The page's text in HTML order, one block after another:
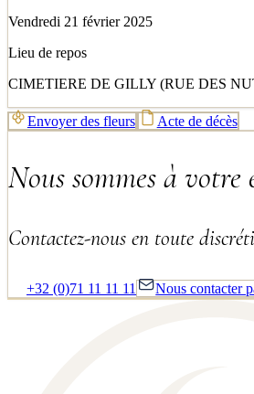
Vendredi 21 février 2025
Lieu de repos
CIMETIERE DE GILLY (RUE DES
Envoyer des fleurs Acte de décès
Nous sommes à votre
Contactez-nous en toute
+32 (0)71 11 11 11 Nous contacter